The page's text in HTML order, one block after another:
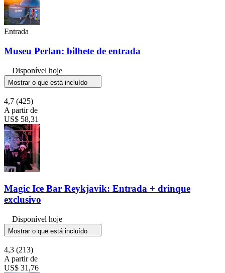
Entrada
Museu Perlan: bilhete de entrada
Disponível hoje
Mostrar o que está incluído
4,7 (425)
A partir de
US$ 58,31
Magic Ice Bar Reykjavik: Entrada + drinque
exclusivo
Disponível hoje
Mostrar o que está incluído
4,3 (213)
A partir de
US$ 31,76